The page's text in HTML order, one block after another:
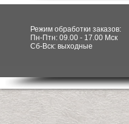
Режим обработки заказов:
Пн-Птн: 09.00 - 17.00 Мск
Сб-Вск: выходные